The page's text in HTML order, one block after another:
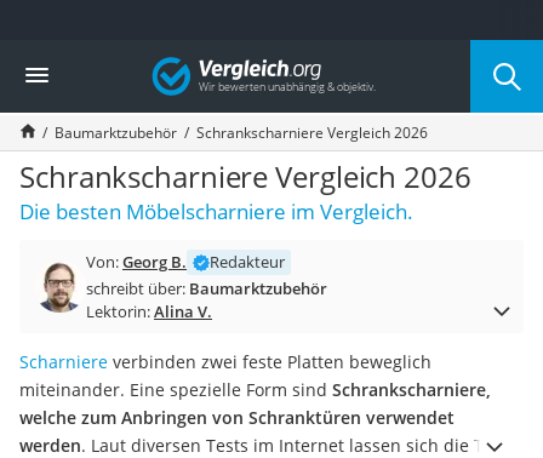
Die beliebtesten Vergleiche nach Kategorie
Baumarkt
Tresor feuerfest
Makita-Akku-Rasenmäher
Kappsäge
Smartes Türschloss
Akku-Rasentrimmer
Feuchtigkeitsmessgerät
Split-Klimaanlage 2 Innengeräte
Pelletofen
Tiefbrunnenpumpe
Fliesenschneider
Hochdruckreiniger
Doppelschleifer
Vergleich
Baumarktzubehör Schrankscharniere Vergleich 2026
Schrankscharniere Vergleich 2026
Die besten Möbelscharniere im Vergleich.
Von:Georg B.
Redakteur
schreibt über: Baumarktzubehör
Lektorin:Alina V.
Scharniere verbinden zwei feste Platten beweglich
miteinander. Eine spezielle Form sind Schrankscharniere,
welche zum Anbringen von Schranktüren verwendet
werden. Laut diversen Tests im Internet lassen sich die Türen